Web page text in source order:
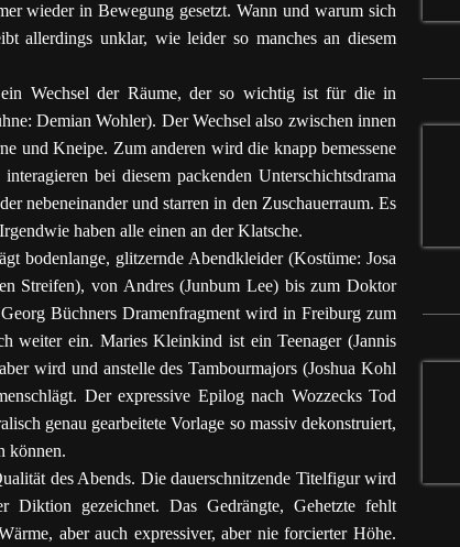
wieder in Bewegung gesetzt. Wann und warum sich
allerdings unklar, wie leider so manches an diesem
Wechsel der Räume, der so wichtig ist für die in
Demian Wohler). Der Wechsel also zwischen innen
und Kneipe. Zum anderen wird die knapp bemessene
bei diesem packenden Unterschichtsdrama
nebeneinander und starren in den Zuschauerraum. Es
haben alle einen an der Klatsche.
bodenlange, glitzernde Abendkleider (Kostüme: Josa
Streifen), von Andres (Junbum Lee) bis zum Doktor
Büchners Dramenfragment wird in Freiburg zum
weiter ein. Maries Kleinkind ist ein Teenager (Jannis
wird und anstelle des Tambourmajors (Joshua Kohl
Der expressive Epilog nach Wozzecks Tod
genau gearbeitete Vorlage so massiv dekonstruiert,
können.
des Abends. Die dauerschnitzende Titelfigur wird
gezeichnet. Das Gedrängte, Gehetzte fehlt
aber auch expressiver, aber nie forcierter Höhe.